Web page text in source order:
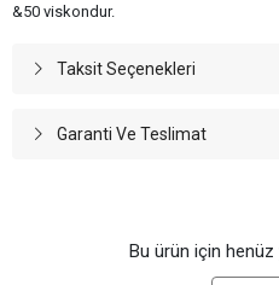
&50 viskondur.
Taksit Seçenekleri
Garanti Ve Teslimat
Bu ürün için henüz